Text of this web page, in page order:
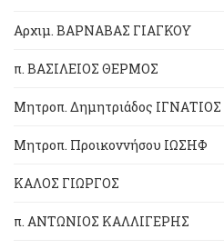
Αρχιμ. ΒΑΡΝΑΒΑΣ ΓΙΑΓΚΟΥ
π. ΒΑΣΙΛΕΙΟΣ ΘΕΡΜΟΣ
Μητροπ. Δημητριάδος ΙΓΝΑΤΙΟΣ
Μητροπ. Προικοννήσου ΙΩΣΗΦ
ΚΑΛΟΣ ΓΙΩΡΓΟΣ
π. ΑΝΤΩΝΙΟΣ ΚΑΛΛΙΓΕΡΗΣ